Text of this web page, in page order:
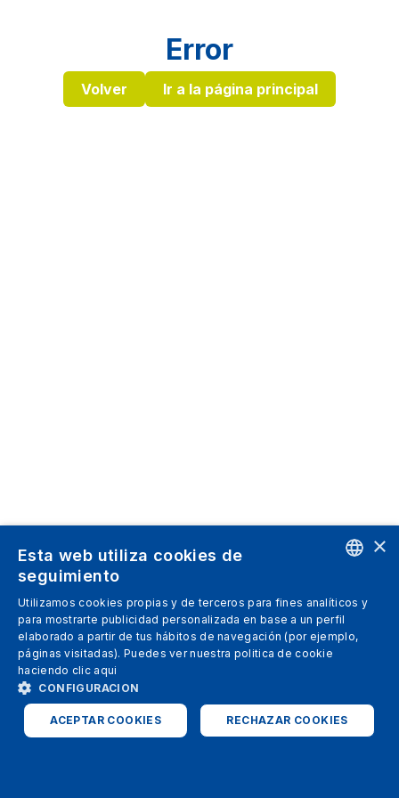
Error
Volver Ir a la página principal
SPANISH
ITALIAN
ENGLISH
×
Esta web utiliza cookies de
seguimiento
Utilizamos cookies propias y de terceros para fines analíticos y
para mostrarte publicidad personalizada en base a un perfil
elaborado a partir de tus hábitos de navegación (por ejemplo,
páginas visitadas). Puedes ver nuestra politica de cookie
haciendo clic aqui
CONFIGURACION
ACEPTAR COOKIES RECHAZAR COOKIES